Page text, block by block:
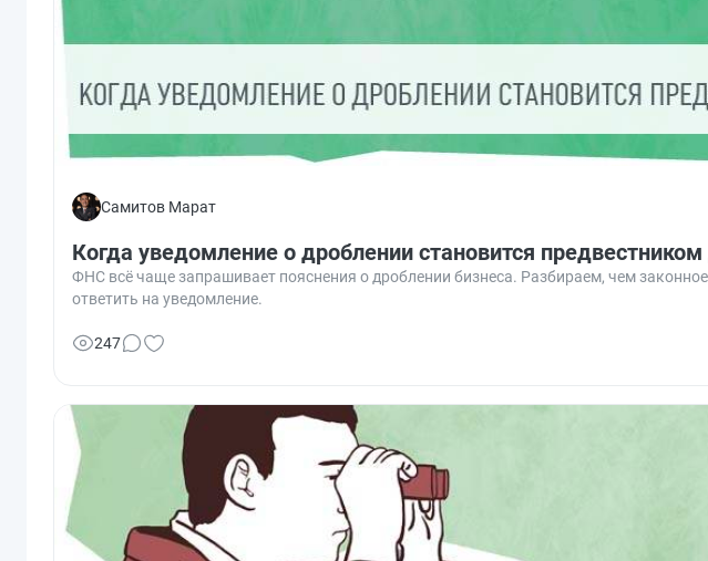
Самитов Марат
Когда уведомление о дроблении становится
ФНС всё чаще запрашивает пояснения о дроблении бизнеса. Разбираем, чем
ответить на уведомление.
247